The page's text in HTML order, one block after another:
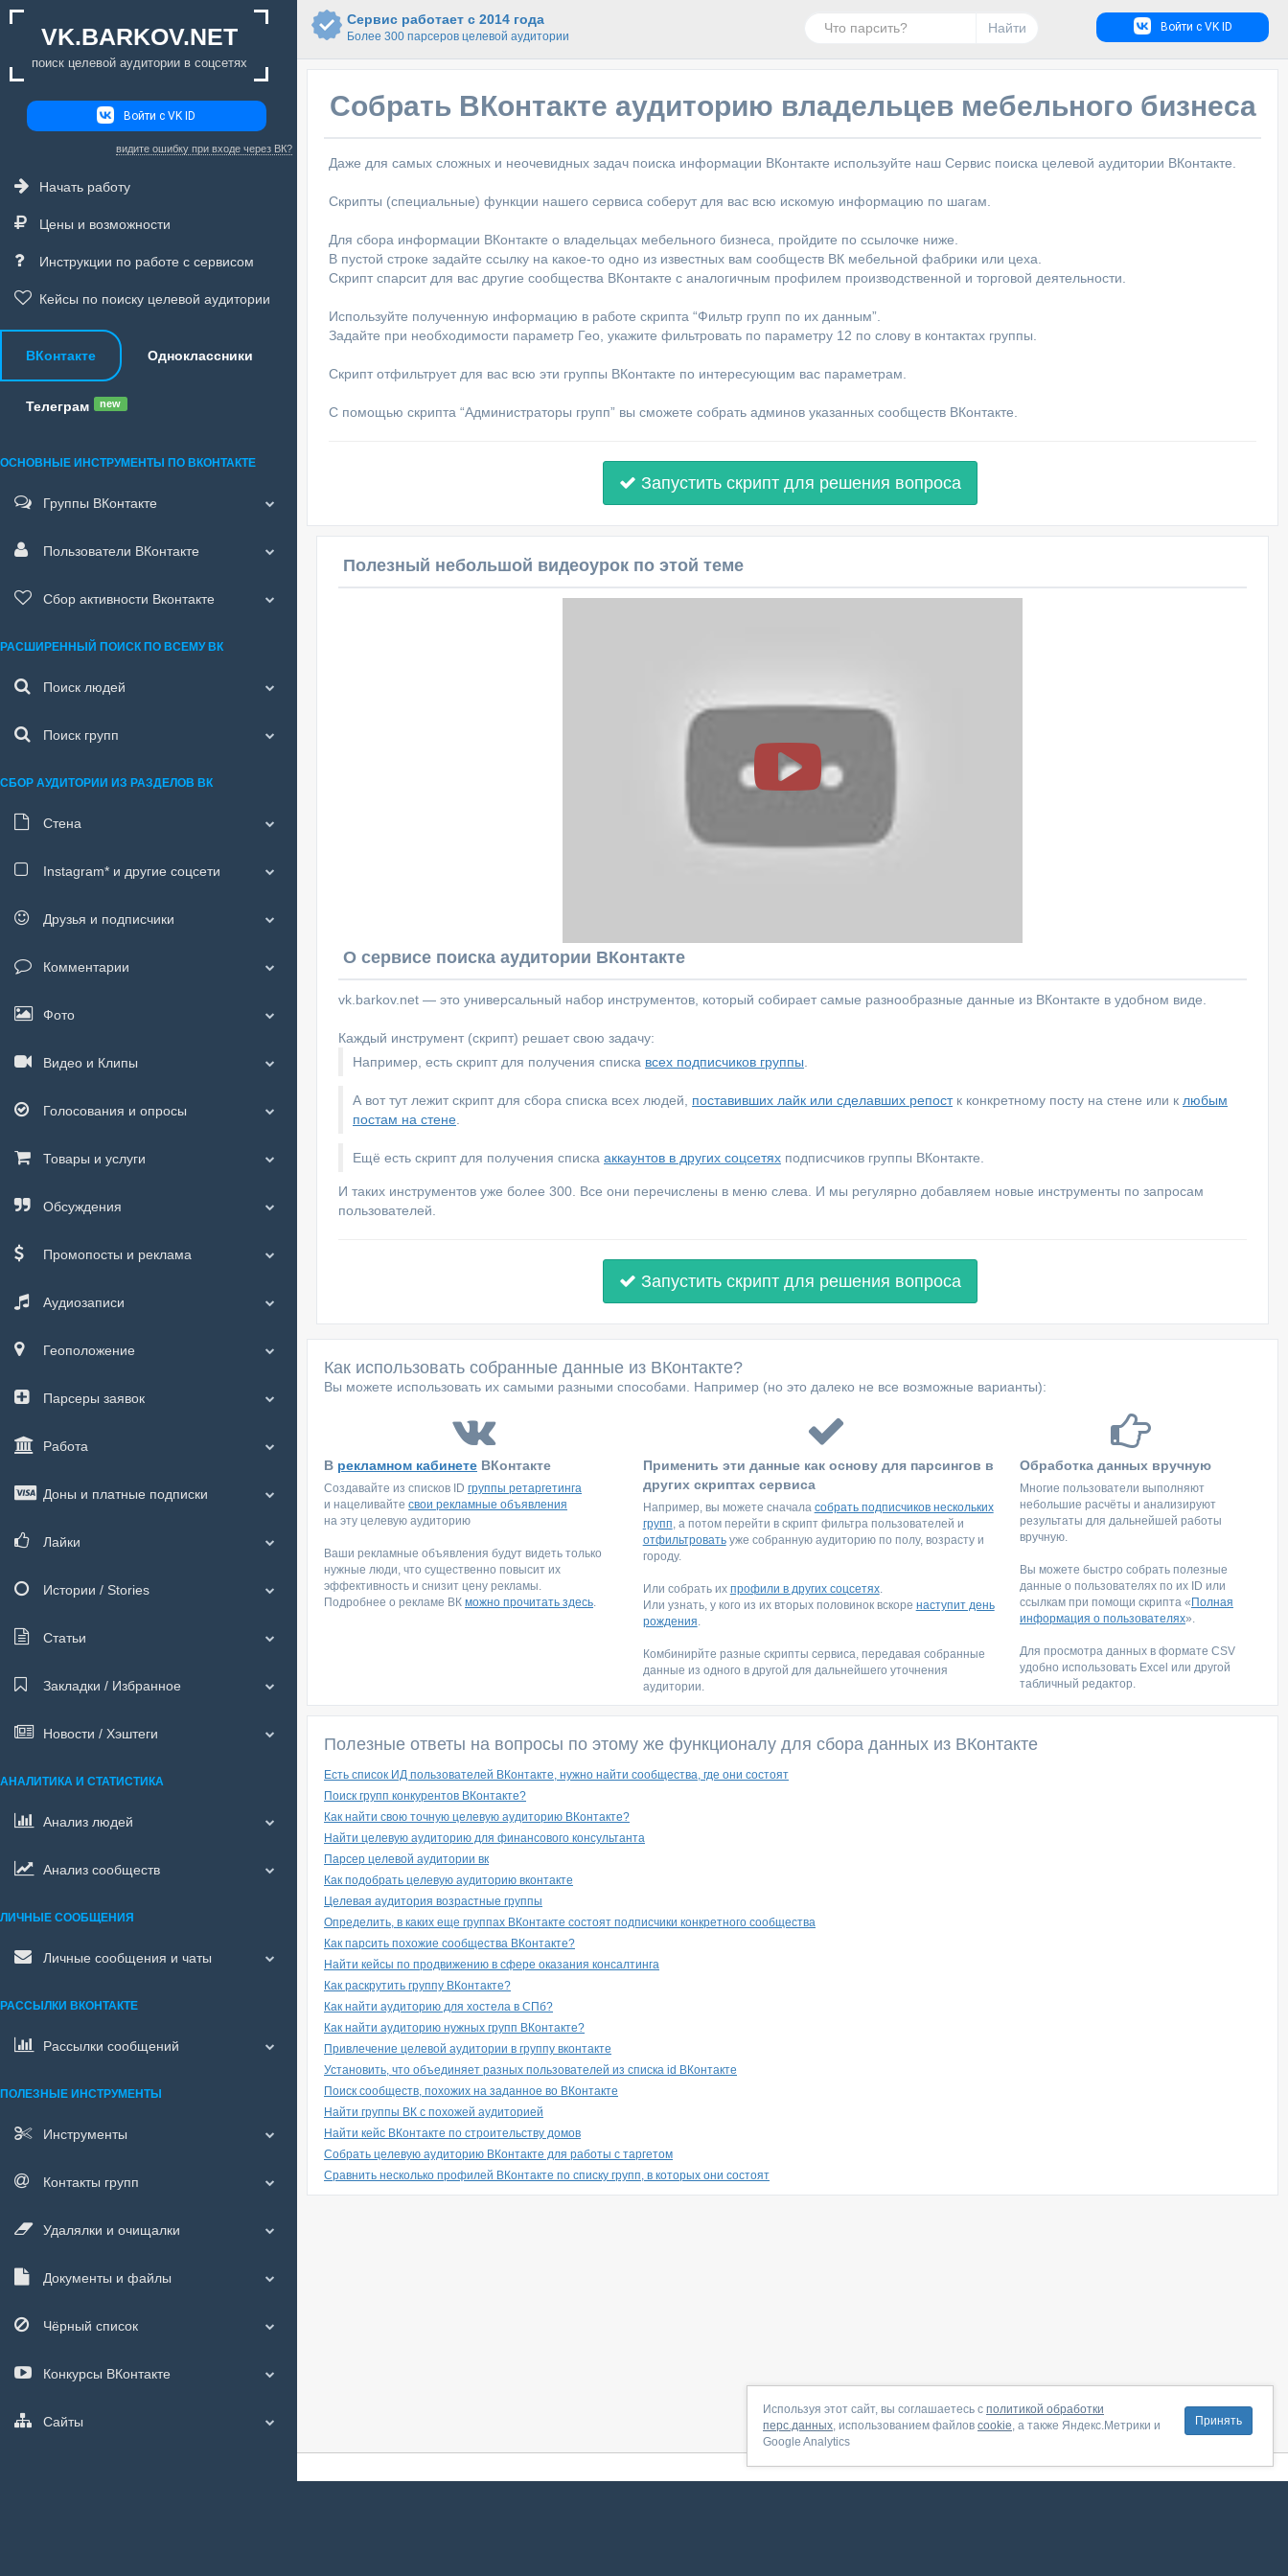
Сервис работает с 2014 года
Более 300 парсеров целевой аудитории
Войти с VK ID
Найти
Собрать ВКонтакте аудиторию владельцев мебельного бизнеса
Даже для самых сложных и неочевидных задач поиска информации ВКонтакте используйте наш Сервис поиска целевой аудитории ВКонтакте.
Скрипты (специальные) функции нашего сервиса соберут для вас всю искомую информацию по шагам.
Для сбора информации ВКонтакте о владельцах мебельного бизнеса, пройдите по ссылочке ниже.
В пустой строке задайте ссылку на какое-то одно из известных вам сообществ ВК мебельной фабрики или цеха.
Скрипт спарсит для вас другие сообщества ВКонтакте с аналогичным профилем производственной и торговой деятельности.
Используйте полученную информацию в работе скрипта “Фильтр групп по их данным”.
Задайте при необходимости параметр Гео, укажите фильтровать по параметру 12 по слову в контактах группы.
Скрипт отфильтрует для вас всю эти группы ВКонтакте по интересующим вас параметрам.
С помощью скрипта “Администраторы групп” вы сможете собрать админов указанных сообществ ВКонтакте.
Запустить скрипт для решения вопроса
Полезный небольшой видеоурок по этой теме
О сервисе поиска аудитории ВКонтакте
vk.barkov.net — это универсальный набор инструментов, который собирает самые разнообразные данные из ВКонтакте в удобном виде.
Каждый инструмент (скрипт) решает свою задачу:
Например, есть скрипт для получения списка всех подписчиков группы
А вот тут лежит скрипт для сбора списка всех людей, поставивших лайк или сделавших репостк конкретному посту на стене или к любым
постам на стене
Ещё есть скрипт для получения списка аккаунтов в других соцсетях подписчиков группы ВКонтакте.
И таких инструментов уже более 300. Все они перечислены в меню слева. И мы регулярно добавляем новые инструменты по запросам
пользователей.
Запустить скрипт для решения вопроса
Как использовать собранные данные из ВКонтакте?
Вы можете использовать их самыми разными способами. Например (но это далеко не все возможные варианты):
В рекламном кабинете ВКонтакте
Создавайте из списков ID группы ретаргетинга
и нацеливайте свои рекламные объявления
на эту целевую аудиторию
Ваши рекламные объявления будут видеть только
нужные люди, что существенно повысит их
эффективность и снизит цену рекламы.
Подробнее о рекламе ВК можно прочитать здесь.
Применить эти данные как основу для парсингов в
других скриптах сервиса
Например, вы можете сначала собрать подписчиков нескольких
групп, а потом перейти в скрипт фильтра пользователей и
отфильтроватьуже собранную аудиторию по полу, возрасту и
городу.
Или собрать их профили в других соцсетях.
Или узнать, у кого из их вторых половинок вскоре наступит день
рождения.
Комбинирйте разные скрипты сервиса, передавая собранные
данные из одного в другой для дальнейшего уточнения
аудитории.
Обработка данных вручную
Многие пользователи выполняют
небольшие расчёты и анализируют
результаты для дальнейшей работы
вручную.
Вы можете быстро собрать полезные
данные о пользователях по их ID или
ссылкам при помощи скрипта « Полная
информация о пользователях».
Для просмотра данных в формате CSV
удобно использовать Excel или другой
табличный редактор.
Полезные ответы на вопросы по этому же функционалу для сбора данных из ВКонтакте
Есть список ИД пользователей ВКонтакте, нужно найти сообщества, где они состоят
Поиск групп конкурентов ВКонтакте?
Как найти свою точную целевую аудиторию ВКонтакте?
Найти целевую аудиторию для финансового консультанта
Парсер целевой аудитории вк
Как подобрать целевую аудиторию вконтакте
Целевая аудитория возрастные группы
Определить, в каких еще группах ВКонтакте состоят подписчики конкретного сообщества
Как парсить похожие сообщества ВКонтакте?
Найти кейсы по продвижению в сфере оказания консалтинга
Как раскрутить группу ВКонтакте?
Как найти аудиторию для хостела в СПб?
Как найти аудиторию нужных групп ВКонтакте?
Привлечение целевой аудитории в группу вконтакте
Установить, что объединяет разных пользователей из списка id ВКонтакте
Поиск сообществ, похожих на заданное во ВКонтакте
Найти группы ВК с похожей аудиторией
Найти кейс ВКонтакте по строительству домов
Собрать целевую аудиторию ВКонтакте для работы с таргетом
Сравнить несколько профилей ВКонтакте по списку групп, в которых они состоят
VK.BARKOV.NET
поиск целевой аудитории в соцсетях
Войти с VK ID
видите ошибку при входе через ВК?
Начать работу
Цены и возможности
Инструкции по работе с сервисом
Кейсы по поиску целевой аудитории
ВКонтакте Одноклассники
Телеграм new
ОСНОВНЫЕ ИНСТРУМЕНТЫ ПО ВКОНТАКТЕ
Группы ВКонтакте
Пользователи ВКонтакте
Сбор активности Вконтакте
РАСШИРЕННЫЙ ПОИСК ПО ВСЕМУ ВК
Поиск людей
Поиск групп
СБОР АУДИТОРИИ ИЗ РАЗДЕЛОВ ВК
Стена
Instagram* и другие соцсети
Друзья и подписчики
Комментарии
Фото
Видео и Клипы
Голосования и опросы
Товары и услуги
Обсуждения
Промопосты и реклама
Аудиозаписи
Геоположение
Парсеры заявок
Работа
Доны и платные подписки
Лайки
Истории / Stories
Статьи
Закладки / Избранное
Новости / Хэштеги
АНАЛИТИКА И СТАТИСТИКА
Анализ людей
Анализ сообществ
ЛИЧНЫЕ СООБЩЕНИЯ
Личные сообщения и чаты
РАССЫЛКИ ВКОНТАКТЕ
Рассылки сообщений
ПОЛЕЗНЫЕ ИНСТРУМЕНТЫ
Инструменты
Контакты групп
Удалялки и очищалки
Документы и файлы
Чёрный список
Конкурсы ВКонтакте
Сайты Принять
Используя этот сайт, вы соглашаетесь с политикой обработки
перс.данных, использованием файлов cookie, а также Яндекс.Метрики и
Google Analytics